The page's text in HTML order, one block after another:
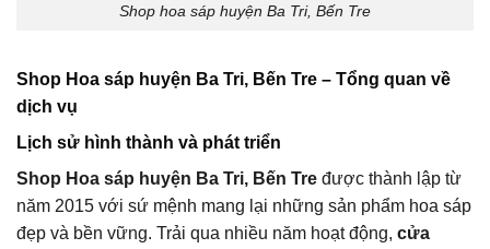
Shop hoa sáp huyện Ba Tri, Bến Tre
Shop Hoa sáp huyện Ba Tri, Bến Tre – Tổng quan về
dịch vụ
Lịch sử hình thành và phát triển
Shop Hoa sáp huyện Ba Tri, Bến Tre được thành lập từ
năm 2015 với sứ mệnh mang lại những sản phẩm hoa sáp
đẹp và bền vững. Trải qua nhiều năm hoạt động, cửa